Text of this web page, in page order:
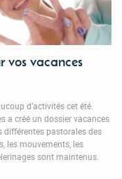
vos vacances
d’activités cet été.
a créé un dossier vacances
différentes pastorales des
les mouvements, les
sont maintenus.